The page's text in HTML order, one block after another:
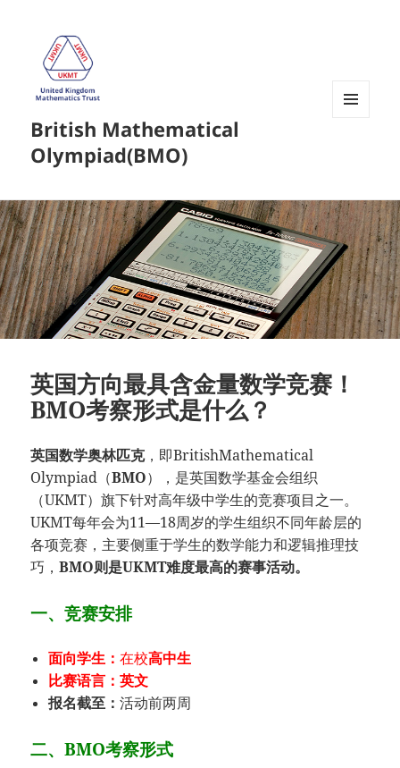
British Mathematical
Olympiad(BMO)
英国方向最具含金量数学竞赛！
BMO考察形式是什么？
英国数学奥林匹克，即BritishMathematical
Olympiad（BMO），是英国数学基金会组织
（UKMT）旗下针对高年级中学生的竞赛项目之一。
UKMT每年会为11—18周岁的学生组织不同年龄层的
各项竞赛，主要侧重于学生的数学能力和逻辑推理技
巧，BMO则是UKMT难度最高的赛事活动。
一、竞赛安排
面向学生：在校高中生
比赛语言：英文
报名截至：活动前两周
二、BMO考察形式